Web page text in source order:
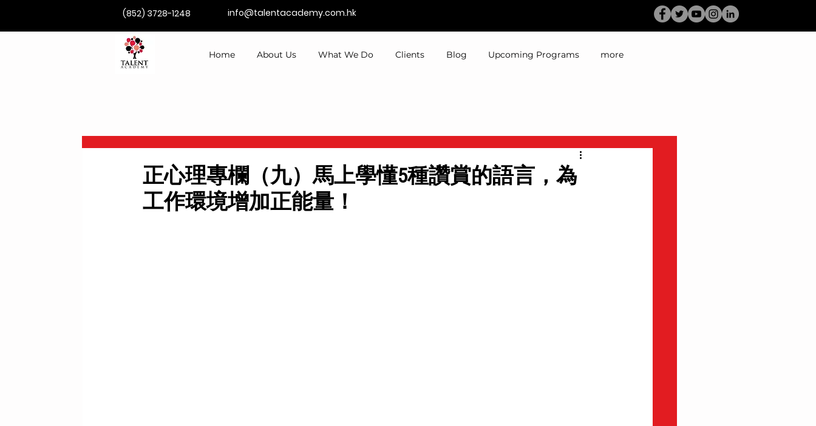
(852) 3728-1248 info@talentacademy.com.hk
Home About Us What We Do Clients Blog Upcoming Programs more
正心理專欄（九）馬上學懂5種讚賞的語言，為
工作環境增加正能量！